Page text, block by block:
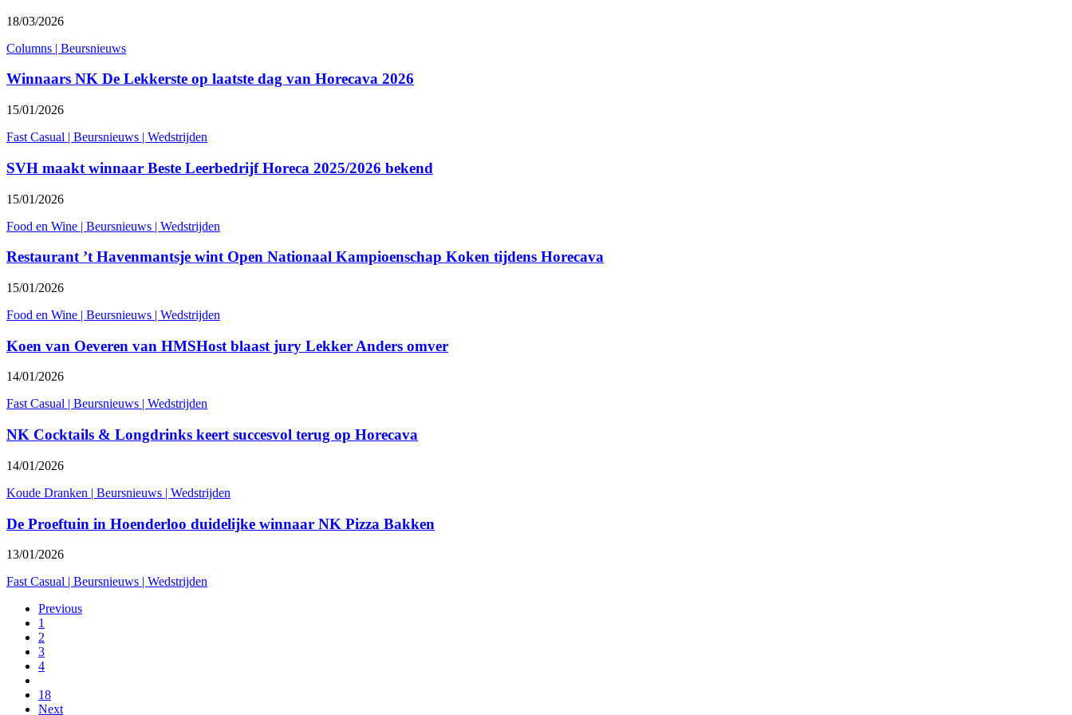
18/03/2026
Columns | Beursnieuws
Winnaars NK De Lekkerste op laatste dag van Horecava 2026
15/01/2026
Fast Casual | Beursnieuws | Wedstrijden
SVH maakt winnaar Beste Leerbedrijf Horeca 2025/2026 bekend
15/01/2026
Food en Wine | Beursnieuws | Wedstrijden
Restaurant ’t Havenmantsje wint Open Nationaal Kampioenschap Koken tijdens Horecava
15/01/2026
Food en Wine | Beursnieuws | Wedstrijden
Koen van Oeveren van HMSHost blaast jury Lekker Anders omver
14/01/2026
Fast Casual | Beursnieuws | Wedstrijden
NK Cocktails & Longdrinks keert succesvol terug op Horecava
14/01/2026
Koude Dranken | Beursnieuws | Wedstrijden
De Proeftuin in Hoenderloo duidelijke winnaar NK Pizza Bakken
13/01/2026
Fast Casual | Beursnieuws | Wedstrijden
Previous
1
2
3
4
18
Next